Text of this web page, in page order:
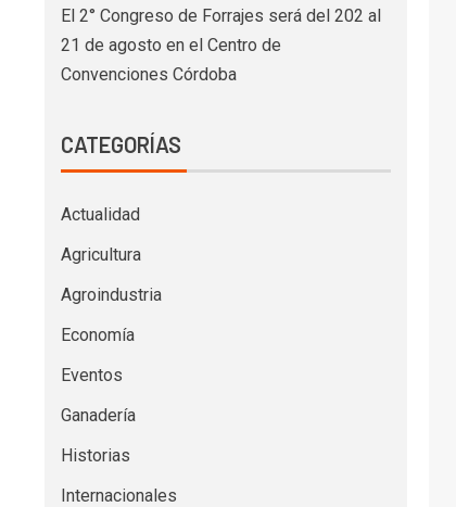
El 2° Congreso de Forrajes será del 202 al
21 de agosto en el Centro de
Convenciones Córdoba
CATEGORÍAS
Actualidad
Agricultura
Agroindustria
Economía
Eventos
Ganadería
Historias
Internacionales